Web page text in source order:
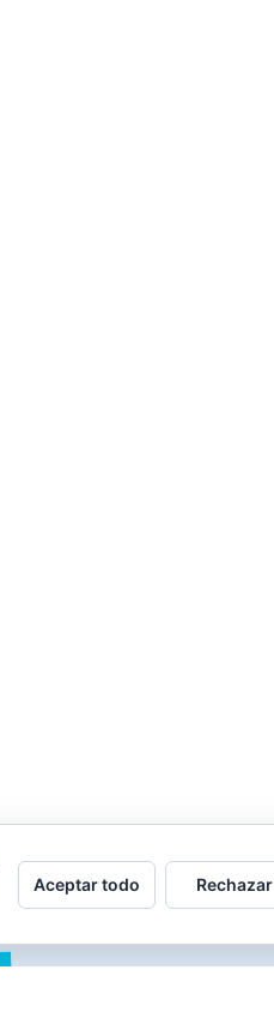
Aceptar todo Rechazar